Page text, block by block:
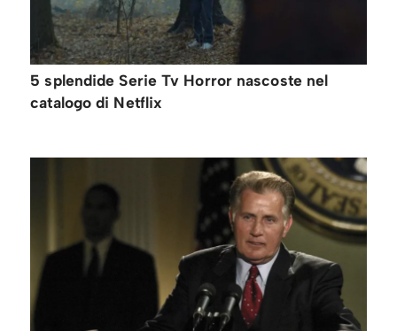
5 splendide Serie Tv Horror nascoste nel
catalogo di Netflix